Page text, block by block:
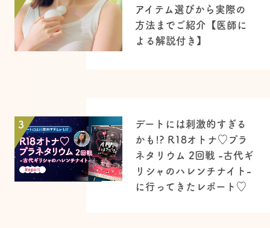
アイテム選びから実際の
方法までご紹介【医師に
よる解説付き】
3
デートには刺激的すぎる
かも!? R18オトナ♡プラ
ネタリウム 2回戦 -古代ギ
リシャのハレンチナイト-
に行ってきたレポート♡